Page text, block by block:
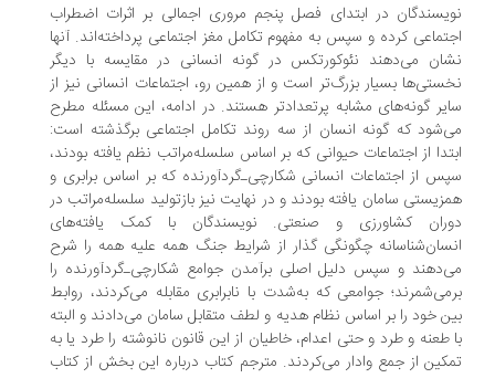
در ابتدای فصل پنجم مروری اجمالی بر اثرات اضطراب
کرده و سپس به مفهوم تکامل مغز اجتماعی پرداخته‌اند. آنها
می‌دهند ‌‌نئوکورتکس در گونه انسانی در مقایسه با دیگر
بسیار بزرگ‌تر است و از همین رو، اجتماعات انسانی نیز از
گونه‌های مشابه پرتعدادتر هستند. در ادامه، این مسئله مطرح
که گونه انسان از سه روند تکامل اجتماعی برگذشته است:
از اجتماعات حیوانی که بر اساس سلسله‌مراتب نظم یافته بودند،
از اجتماعات انسانی شکارچی‌ـ‌گردآورنده که بر اساس برابری و
سامان یافته بودند‌ و در نهایت نیز بازتولید سلسله‌مراتب در
کشاورزی و صنعتی. نویسندگان با کمک یافته‌های
چگونگی گذار از شرایط جنگ همه علیه همه را شرح
و سپس دلیل اصلی برآمدن جوامع شکارچی‌ـ‌گردآورنده را‌‌‌‌‌
جوامعی که به‌شدت با نابرابری مقابله می‌کردند، روابط
خود را بر اساس نظام هدیه و لطف متقابل سامان می‌دادند و البته
طعنه و طرد و حتی اعدام، خاطیان از این قانون نانوشته را طرد یا به
از جمع وادار می‌کردند. مترجم کتاب درباره این بخش از ‌کتاب